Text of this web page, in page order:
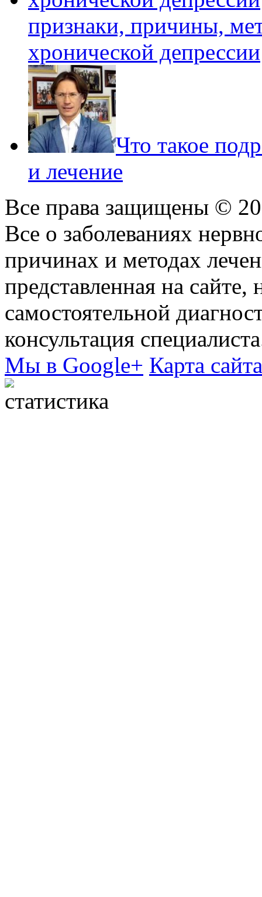
признаки, причины,
хронической депрессии
Что такое
и лечение
Все права защищены ©
Все о заболеваниях
причинах и методах
представленная на сайте,
самостоятельной
консультация
Мы в Google+ Карта сайта